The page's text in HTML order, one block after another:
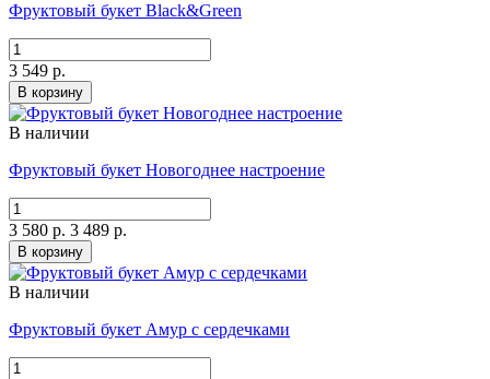
Фруктовый букет Black&Green
3 549 р.
В корзину
В наличии
Фруктовый букет Новогоднее настроение
3 580 р. 3 489 р.
В корзину
В наличии
Фруктовый букет Амур с сердечками